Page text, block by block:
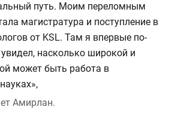
путь. Моим переломным
магистратура и поступление в
от KSL. Там я впервые по-
насколько широкой и
может быть работа в
Амирлан.